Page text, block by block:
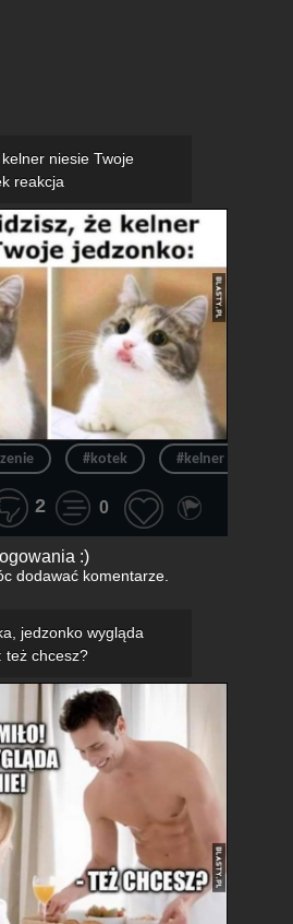
niesie Twoje
reakcja
#kotek #kelner
2 0
:)
dodawać komentarze.
jedzonko wygląda
też chcesz?